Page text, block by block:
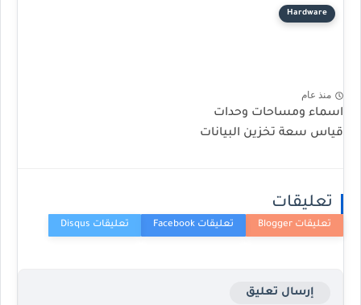
Hardware
منذ عام
اسماء ومساحات وحدات
قياس سعة تخزين البيانات
تعليقات
إرسال تعليق